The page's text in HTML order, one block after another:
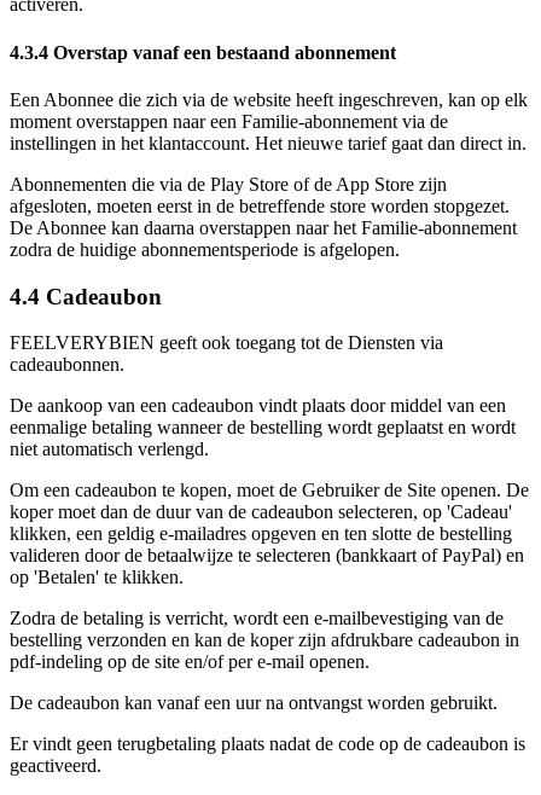
activeren.
4.3.4 Overstap vanaf een bestaand abonnement
Een Abonnee die zich via de website heeft ingeschreven, kan op elk
moment overstappen naar een Familie-abonnement via de
instellingen in het klantaccount. Het nieuwe tarief gaat dan direct in.
Abonnementen die via de Play Store of de App Store zijn
afgesloten, moeten eerst in de betreffende store worden stopgezet.
De Abonnee kan daarna overstappen naar het Familie-abonnement
zodra de huidige abonnementsperiode is afgelopen.
4.4 Cadeaubon
FEELVERYBIEN geeft ook toegang tot de Diensten via
cadeaubonnen.
De aankoop van een cadeaubon vindt plaats door middel van een
eenmalige betaling wanneer de bestelling wordt geplaatst en wordt
niet automatisch verlengd.
Om een cadeaubon te kopen, moet de Gebruiker de Site openen. De
koper moet dan de duur van de cadeaubon selecteren, op 'Cadeau'
klikken, een geldig e-mailadres opgeven en ten slotte de bestelling
valideren door de betaalwijze te selecteren (bankkaart of PayPal) en
op 'Betalen' te klikken.
Zodra de betaling is verricht, wordt een e-mailbevestiging van de
bestelling verzonden en kan de koper zijn afdrukbare cadeaubon in
pdf-indeling op de site en/of per e-mail openen.
De cadeaubon kan vanaf een uur na ontvangst worden gebruikt.
Er vindt geen terugbetaling plaats nadat de code op de cadeaubon is
geactiveerd.